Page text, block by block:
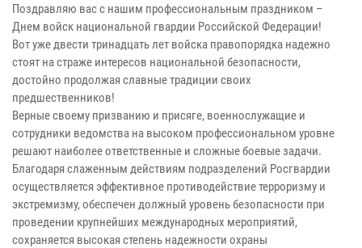
Поздравляю вас с нашим профессиональным праздником –
Днем войск национальной гвардии Российской Федерации!
Вот уже двести тринадцать лет войска правопорядка надежно
стоят на страже интересов национальной безопасности,
достойно продолжая славные традиции своих
предшественников!
Верные своему призванию и присяге, военнослужащие и
сотрудники ведомства на высоком профессиональном уровне
решают наиболее ответственные и сложные боевые задачи.
Благодаря слаженным действиям подразделений Росгвардии
осуществляется эффективное противодействие терроризму и
экстремизму, обеспечен должный уровень безопасности при
проведении крупнейших международных мероприятий,
сохраняется высокая степень надежности охраны